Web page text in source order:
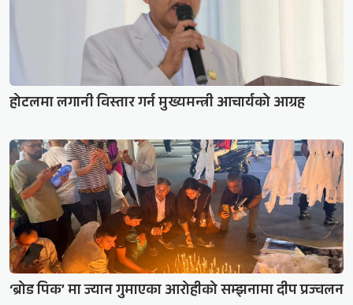
होटलमा लगानी विस्तार गर्न मुख्यमन्त्री आचार्यको आग्रह
‘ब्रोड पिक’ मा ज्यान गुमाएका आरोहीको सम्झनामा दीप प्रज्वलन